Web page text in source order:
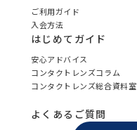
ご利用ガイド
入会方法
はじめてガイド
安心アドバイス
コンタクトレンズコラム
コンタクトレンズ総合資料室
よくあるご質問